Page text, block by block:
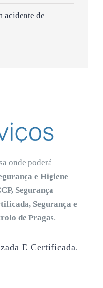
acidente de
onde poderá
e Higiene
Segurança
Segurança e
de Pragas.
E Certificada.